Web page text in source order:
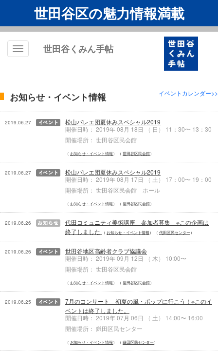
世田谷区の魅力情報満載
Toggle
世田谷くみん手帖
お知らせ・イベント情報 イベントカレンダー>>
2019.06.27
松山バレエ団夏休みスペシャル2019
開催日時： 2019年 08月 18日 （ 日） 11：30〜 13：30
開催場所： 世田谷区民会館
お知らせ・イベント情報 世田谷区民会館
2019.06.27
松山バレエ団夏休みスペシャル2019
開催日時： 2019年 08月 17日 （ 土） 17：00〜 19：00
開催場所： 世田谷区民会館 ホール
お知らせ・イベント情報 世田谷区民会館
2019.06.26
代田コミュニティ美術講座 参加者募集 ※この企画は
終了しました
お知らせ・イベント情報 代田区民センター
2019.06.26
世田谷地区高齢者クラブ協議会
開催日時： 2019年 09月 12日 （ 木） 10:00〜
開催場所： 世田谷区民会館
お知らせ・イベント情報 世田谷区民会館
2019.06.25
7月のコンサート 初夏の風・ポップに行こう！※このイ
ベントは終了しました。
開催日時： 2019年 07月 06日 （ 土） 14:00〜 16:00
開催場所： 鎌田区民センター
お知らせ・イベント情報 鎌田区民センター